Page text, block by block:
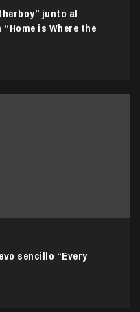
junto al
is Where the
sencillo “Every